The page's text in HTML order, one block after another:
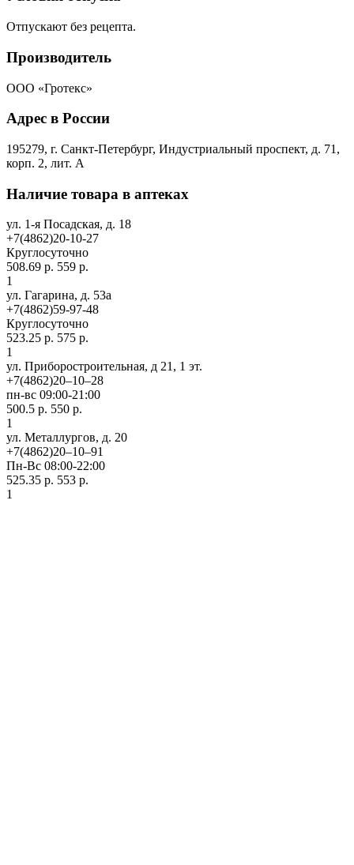
Отпускают без рецепта.
Производитель
ООО «Гротекс»
Адрес в России
195279, г. Санкт-Петербург, Индустриальный проспект, д. 71,
корп. 2, лит. А
Наличие товара в аптеках
ул. 1-я Посадская, д. 18
+7(4862)20-10-27
Круглосуточно
508.69 р. 559 р.
1
ул. Гагарина, д. 53а
+7(4862)59-97-48
Круглосуточно
523.25 р. 575 р.
1
ул. Приборостроительная, д 21, 1 эт.
+7(4862)20‒10‒28
пн-вс 09:00-21:00
500.5 р. 550 р.
1
ул. ​Металлургов, д. 20
+7(4862)20‒10‒91
Пн-Вс 08:00-22:00
525.35 р. 553 р.
1